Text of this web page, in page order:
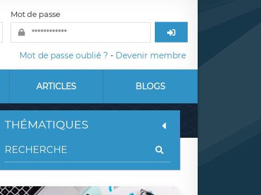
Mot de passe
Mot de passe oublié ? - Devenir membre
ARTICLES BLOGS
THÉMATIQUES